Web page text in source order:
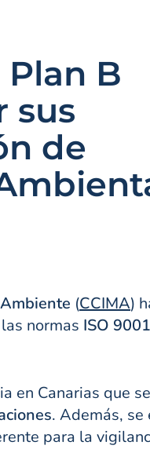
B
sus
de
(CCIMA)
normas ISO
en Canarias que
. Además,
para la